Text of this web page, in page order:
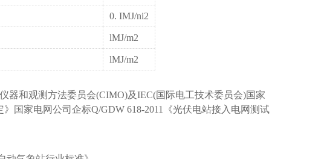
0. IMJ/ni2
lMJ/m2
lMJ/m2
和观测方法委员会(CIMO)及IEC(国际电工技术委员会)国家
国家电网公司企标Q/GDW 618-2011《光伏电站接入电网测试